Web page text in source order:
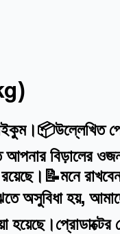
বিড়ালের
অসুবিধা হয়,